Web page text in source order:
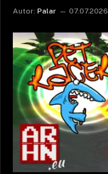
Autor: Palar 07.07.2026